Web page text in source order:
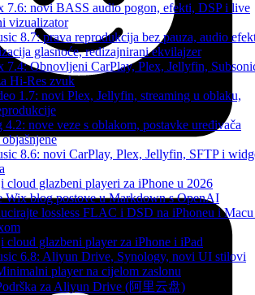
7.6: novi BASS audio pogon, efekti, DSP i live
vizualizator
8.7: prava reprodukcija bez pauza, audio
glasnoće, redizajnirani ekvilajzer
7.4: Obnovljeni CarPlay, Plex, Jellyfin,
Hi-Res zvuk
1.7: novi Plex, Jellyfin, streaming u oblaku,
4.2: nove veze s oblakom, postavke uređivača
8.6: novi CarPlay, Plex, Jellyfin, SFTP i
cloud glazbeni playeri za iPhone u 2026
Wix blog postove u Markdown s OpenAI
lossless FLAC i DSD na iPhoneu i Macu
cloud glazbeni player za iPhone i iPad
6.8: Aliyun Drive, Synology, novi UI stilovi
player na cijelom zaslonu
za Aliyun Drive (阿里云盘)